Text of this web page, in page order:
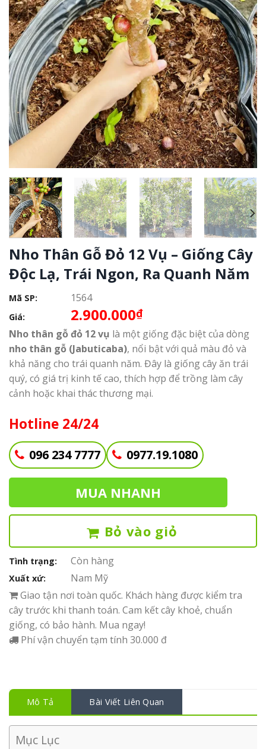
Nho Thân Gỗ Đỏ 12 Vụ – Giống Cây
Độc Lạ, Trái Ngon, Ra Quanh Năm
Mã SP: 1564
Giá: 2.900.000₫
Nho thân gỗ đỏ 12 vụ là một giống đặc biệt của dòng
nho thân gỗ (Jabuticaba), nổi bật với quả màu đỏ và
khả năng cho trái quanh năm. Đây là giống cây ăn trái
quý, có giá trị kinh tế cao, thích hợp để trồng làm cây
cảnh hoặc khai thác thương mại.
Hotline 24/24
096 234 7777 0977.19.1080
MUA NHANH
Bỏ vào giỏ
Tình trạng: Còn hàng
Xuất xứ:
Nam Mỹ
Giao tận nơi toàn quốc. Khách hàng được kiểm tra
cây trước khi thanh toán. Cam kết cây khoẻ, chuẩn
giống, có bảo hành. Mua ngay!
Phí vận chuyển tạm tính 30.000 đ
Mô Tả Bài Viết Liên Quan
Mục Lục